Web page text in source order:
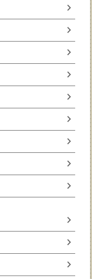
chevron_right
chevron_right
chevron_right
chevron_right
chevron_right
chevron_right
chevron_right
chevron_right
chevron_right
chevron_right
chevron_right
chevron_right